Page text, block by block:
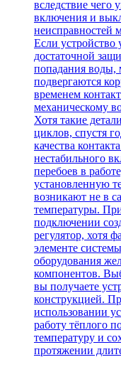
вследствие чего
включения и
неисправностей
Если устройство
достаточной
попадания воды,
подвергаются
временем
механическому
Хотя такие
циклов, спустя
качества
нестабильного
перебоев в
установленную
возникают не в
температуры.
подключении
регулятор, хотя
элементе
оборудования
компонентов.
вы получаете
конструкцией.
использовании
работу тёплого
температуру и
протяжении